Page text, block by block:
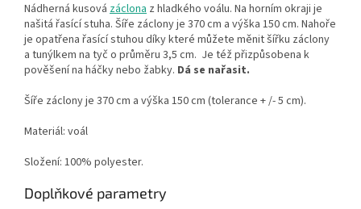
Nádherná kusová záclona z hladkého voálu. Na horním okraji je
našitá řasící stuha. Šíře záclony je 370 cm a výška 150 cm. Nahoře
je opatřena řasící stuhou díky které můžete měnit šířku záclony
a tunýlkem na tyč o průměru 3,5 cm. Je též přizpůsobena k
pověšení na háčky nebo žabky. Dá se nařasit.
Šíře záclony je 370 cm a výška 150 cm (tolerance + /- 5 cm).
Materiál: voál
Složení: 100% polyester.
Doplňkové parametry